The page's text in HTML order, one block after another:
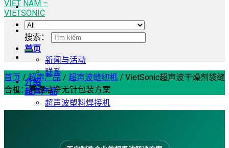
首页
新闻与活动
联系
介绍
超声产品
超声波塑料焊接机
超声波均质提取机
搜索：
首页 / 超声产品 / 超声波缝纫机 / VietSonic超声波干燥剂袋缝
合机：高速洁净无针包装方案